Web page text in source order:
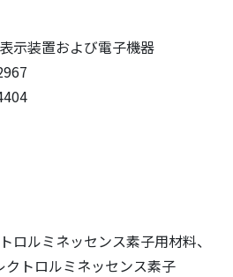
示装置および電子機器
ロルミネッセンス素子用材料、
トロルミネッセンス素子